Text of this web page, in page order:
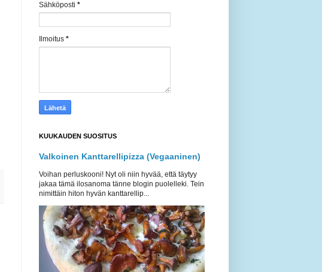
Sähköposti *
Ilmoitus *
KUUKAUDEN SUOSITUS
Valkoinen Kanttarellipizza (Vegaaninen)
Voihan perluskooni! Nyt oli niin hyvää, että täytyy
jakaa tämä ilosanoma tänne blogin puolelleki. Tein
nimittäin hiton hyvän kanttarellip...